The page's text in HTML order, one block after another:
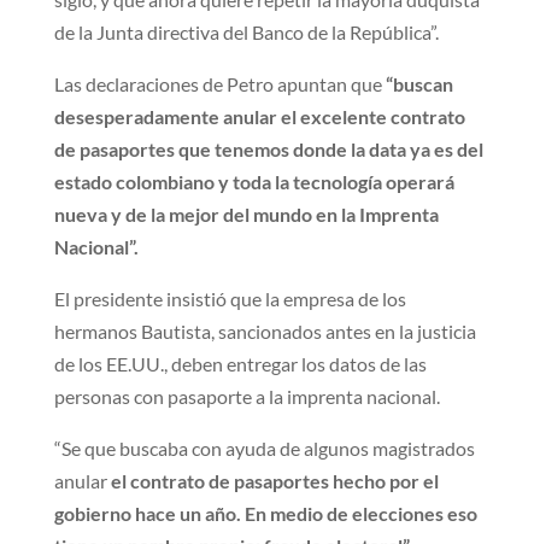
de la Junta directiva del Banco de la República”.
Las declaraciones de Petro apuntan que“buscan
desesperadamente anular el excelente contrato
de pasaportes que tenemos donde la data ya es del
estado colombiano y toda la tecnología operará
nueva y de la mejor del mundo en la Imprenta
Nacional”.
El presidente insistió que la empresa de los
hermanos Bautista, sancionados antes en la justicia
de los EE.UU., deben entregar los datos de las
personas con pasaporte a la imprenta nacional.
“Se que buscaba con ayuda de algunos magistrados
anularel contrato de pasaportes hecho por el
gobierno hace un año. En medio de elecciones eso